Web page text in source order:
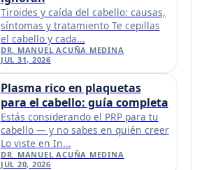
Tiroides y caída del cabello: causas,
síntomas y tratamiento Te cepillas
el cabello y cada...
DR. MANUEL ACUÑA MEDINA
JUL 31, 2026
Plasma rico en plaquetas
para el cabello: guía completa
Estás considerando el PRP para tu
cabello — y no sabes en quién creer
Lo viste en In...
DR. MANUEL ACUÑA MEDINA
JUL 20, 2026